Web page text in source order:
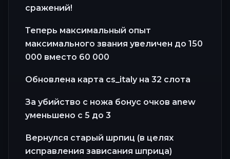
сражений!
Теперь максимальный опыт
максимального звания увеличен до 150
000 вместо 60 000
Обновлена карта cs_italy на 32 слота
За убийство с ножа бонус очков anew
уменьшено с 5 до 3
Вернулся старый шрпиц (в целях
исправления зависания шприца)